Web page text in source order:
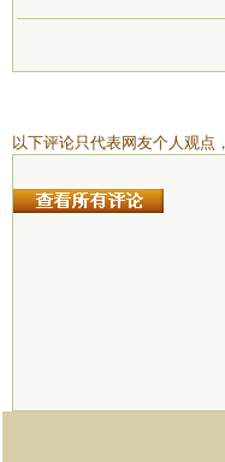
以下评论只代表网友个人观点